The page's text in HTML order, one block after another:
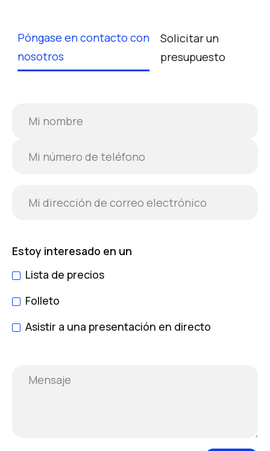
Póngase en contacto con
nosotros
Solicitar un
presupuesto
Estoy interesado en un
Lista de precios
Folleto
Asistir a una presentación en directo